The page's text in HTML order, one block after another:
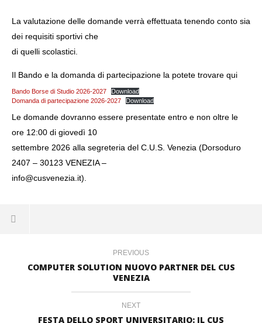
La valutazione delle domande verrà effettuata tenendo conto sia
dei requisiti sportivi che
di quelli scolastici.
Il Bando e la domanda di partecipazione la potete trovare qui
Bando Borse di Studio 2026-2027
Download
Domanda di partecipazione 2026-2027
Download
Le domande dovranno essere presentate entro e non oltre le
ore 12:00 di giovedì 10
settembre 2026 alla segreteria del C.U.S. Venezia (Dorsoduro
2407 – 30123 VENEZIA –
info@cusvenezia.it).
PREVIOUS
COMPUTER SOLUTION NUOVO PARTNER DEL CUS
VENEZIA
NEXT
FESTA DELLO SPORT UNIVERSITARIO: IL CUS